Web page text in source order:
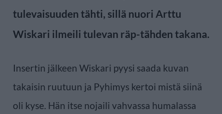
tulevaisuuden tähti, sillä nuori Arttu
Wiskari ilmeili tulevan räp-tähden takana.
Insertin jälkeen Wiskari pyysi saada kuvan
takaisin ruutuun ja Pyhimys kertoi mistä siinä
oli kyse. Hän itse nojaili vahvassa humalassa